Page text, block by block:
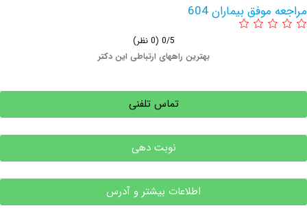
بیماران 604
بهترین راههای ارتباطی این دکتر
تماس تلفنی
نوبت دهی
اطلاعات بیشتر و آدرس